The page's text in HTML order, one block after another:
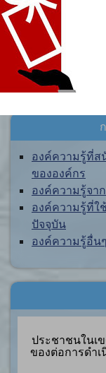
สำนักงานคณะ
ทุจริตแห่งชาติ
สำนักงานคณ
ทุจริตในภาครัฐ
องค์ความรู้ที่
ขององค์กร
องค์ความรู้จา
องค์ความรู้ที่ใ
ปัจจุบัน
องค์ความรู้อื่น
ประชาชนในเ
ของต่อการดำ